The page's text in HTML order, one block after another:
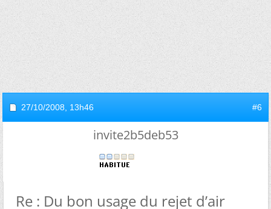
27/10/2008, 13h46 #6
invite2b5deb53
Re : Du bon usage du rejet d’air